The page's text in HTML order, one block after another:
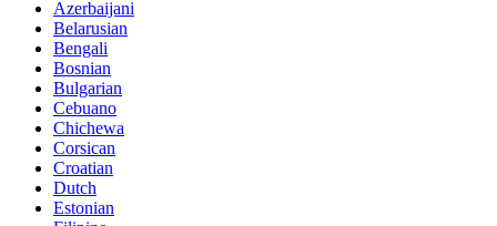
Azerbaijani
Belarusian
Bengali
Bosnian
Bulgarian
Cebuano
Chichewa
Corsican
Croatian
Dutch
Estonian